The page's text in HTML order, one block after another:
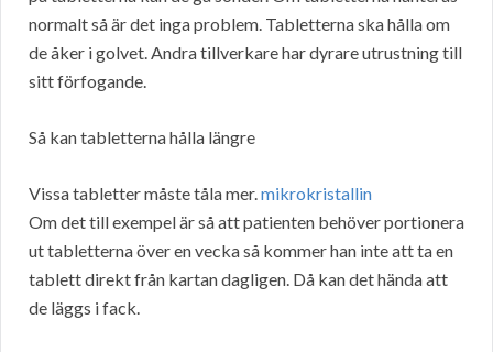
normalt så är det inga problem. Tabletterna ska hålla om
de åker i golvet. Andra tillverkare har dyrare utrustning till
sitt förfogande.
Så kan tabletterna hålla längre
Vissa tabletter måste tåla mer.mikrokristallin
Om det till exempel är så att patienten behöver portionera
ut tabletterna över en vecka så kommer han inte att ta en
tablett direkt från kartan dagligen. Då kan det hända att
de läggs i fack.